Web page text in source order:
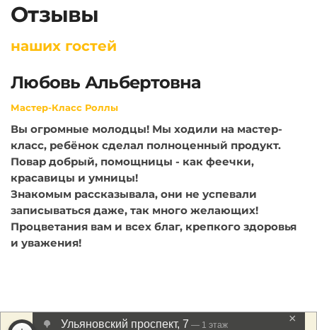
Отзывы
наших гостей
Любовь Альбертовна
Мастер-Класс Роллы
Вы огромные молодцы! Мы ходили на мастер-
класс, ребёнок сделал полноценный продукт.
Повар добрый, помощницы - как феечки,
красавицы и умницы!
Знакомым рассказывала, они не успевали
записываться даже, так много желающих!
Процветания вам и всех благ, крепкого здоровья
и уважения!